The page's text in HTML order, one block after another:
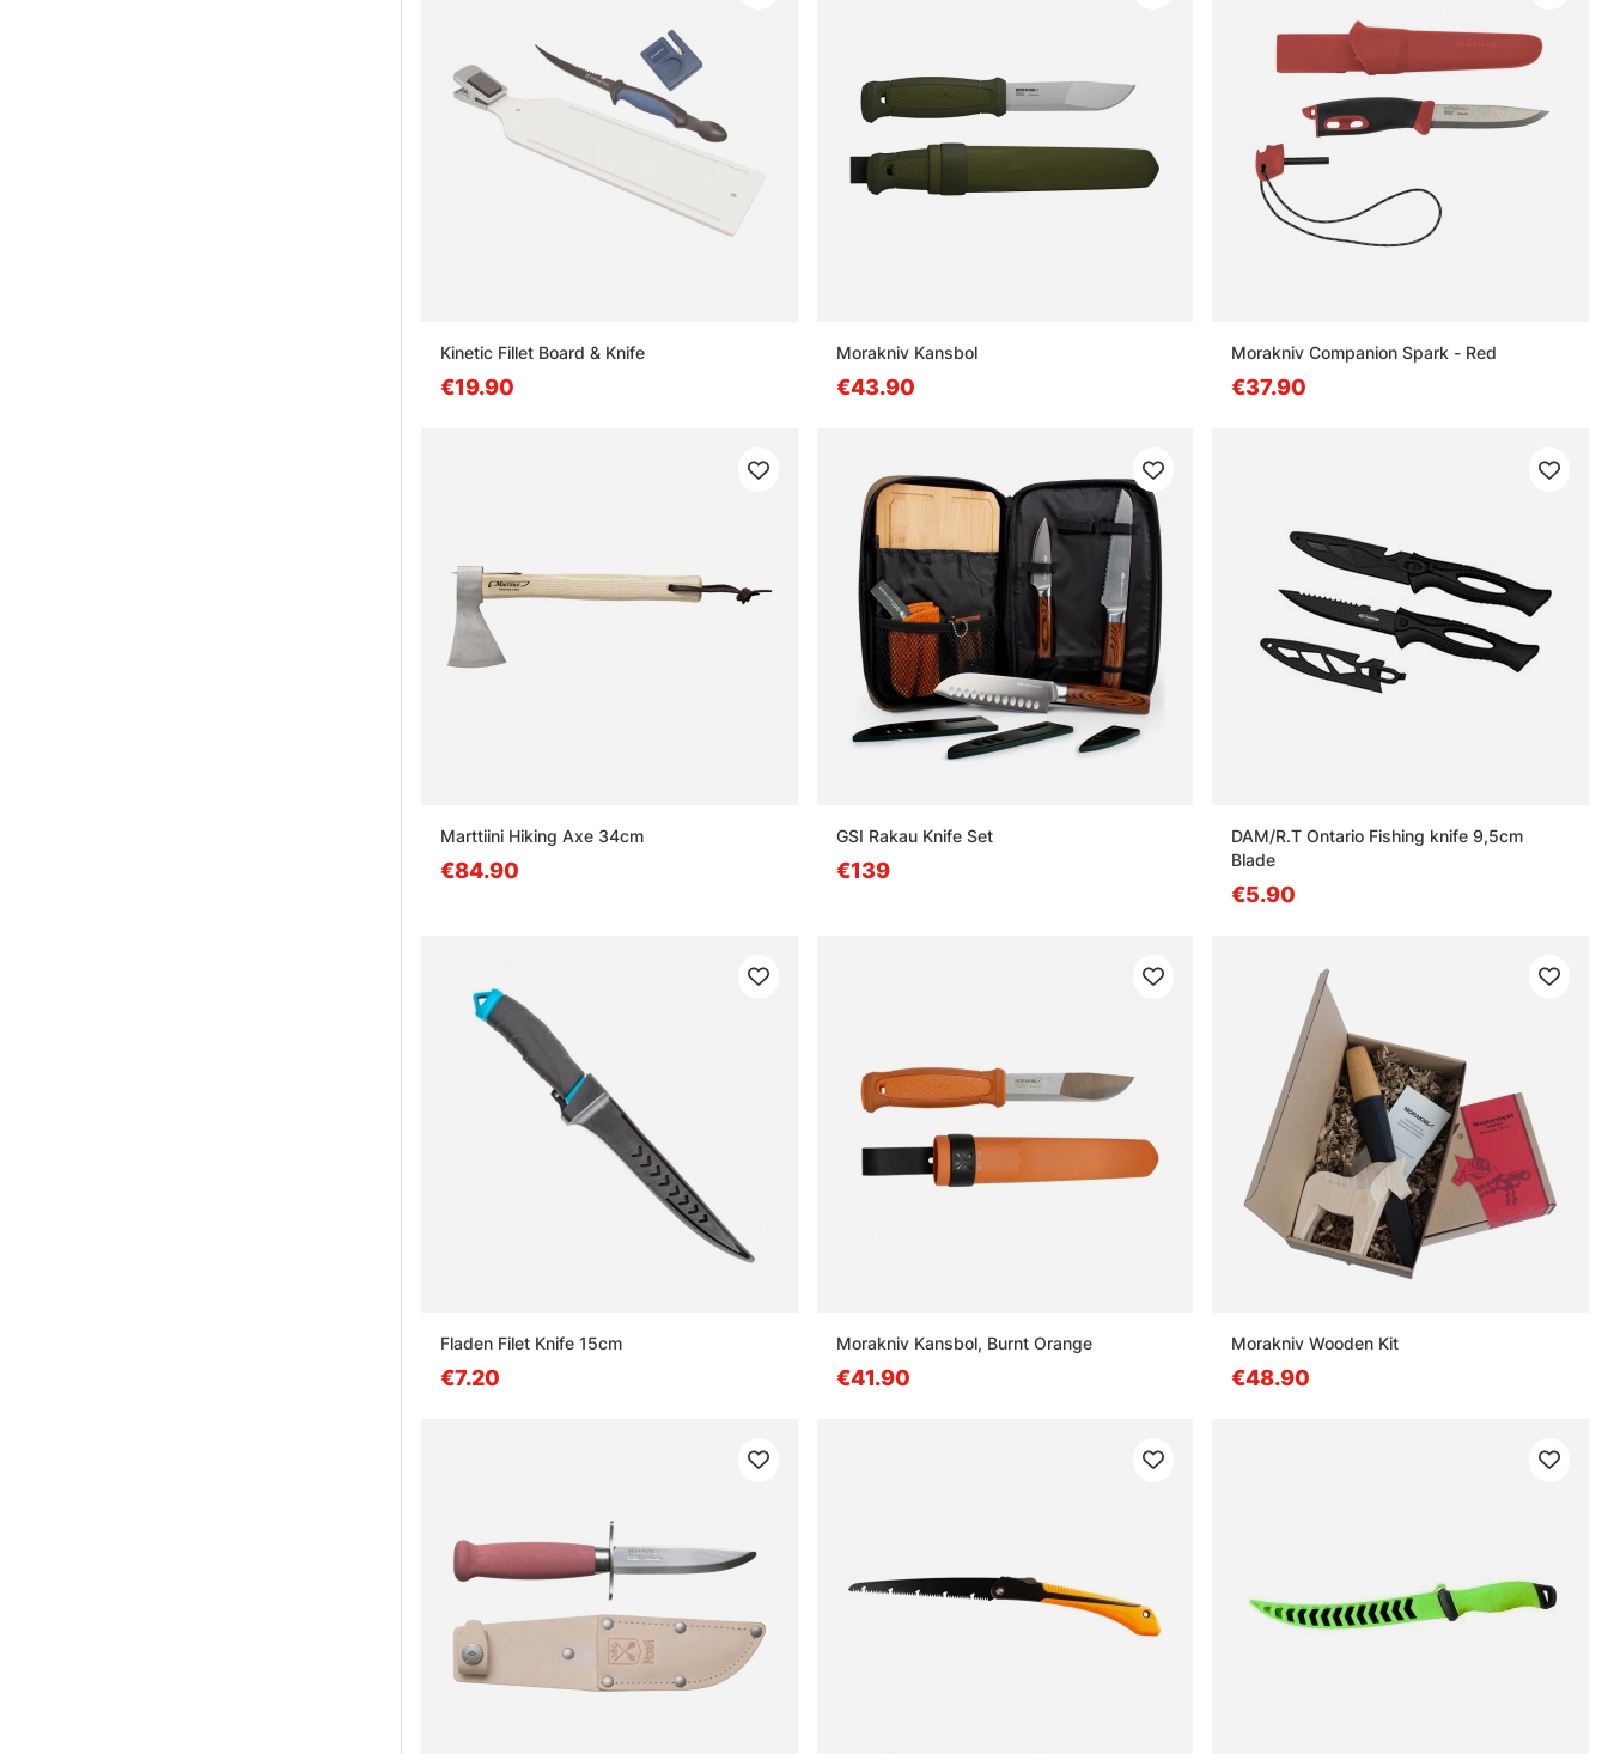
Kinetic Fillet Board & Knife
€19.90
Morakniv Kansbol
€43.90
Morakniv Companion Spark - Red
€37.90
Marttiini Hiking Axe 34cm
€84.90
GSI Rakau Knife Set
€139
DAM/R.T Ontario Fishing knife 9,5cm
Blade
€5.90
Fladen Filet Knife 15cm
€7.20
Morakniv Kansbol, Burnt Orange
€41.90
Morakniv Wooden Kit
€48.90